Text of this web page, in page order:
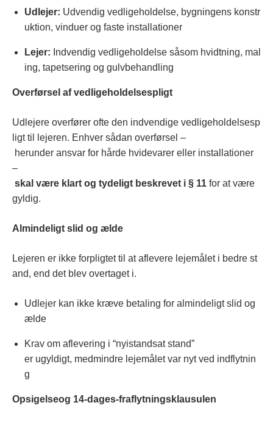
Udlejer: Udvendig vedligeholdelse, bygningens konstr
uktion, vinduer og faste installationer
Lejer: Indvendig vedligeholdelse såsom hvidtning, mal
ing, tapetsering og gulvbehandling
Overførsel af vedligeholdelsespligt
Udlejere overfører ofte den indvendige vedligeholdelsesp
ligt til lejeren. Enhver sådan overførsel –
herunder ansvar for hårde hvidevarer eller installationer
–
skal være klart og tydeligt beskrevet i § 11 for at være
gyldig.
Almindeligt slid og ælde
Lejeren er ikke forpligtet til at aflevere lejemålet i bedre st
and, end det blev overtaget i.
Udlejer kan ikke kræve betaling for almindeligt slid og
ælde
Krav om aflevering i “nyistandsat stand”
er ugyldigt, medmindre lejemålet var nyt ved indflytnin
g
Opsigelseog 14-dages-fraflytningsklausulen